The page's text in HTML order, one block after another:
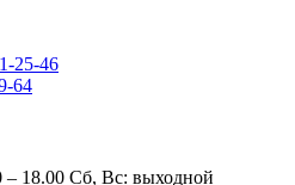
25-46
64
18.00 Сб, Вс: выходной